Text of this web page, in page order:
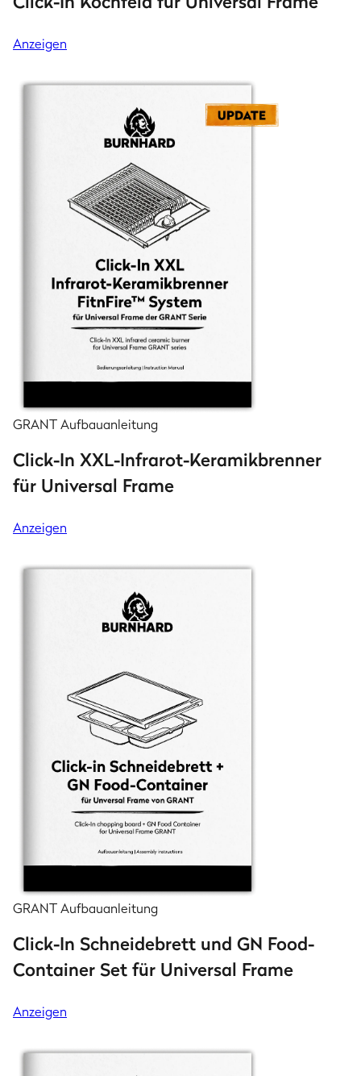
Anzeigen
GRANT Aufbauanleitung
Click-In XXL-Infrarot-Keramikbrenner
für Universal Frame
Anzeigen
GRANT Aufbauanleitung
Click-In Schneidebrett und GN Food-
Container Set für Universal Frame
Anzeigen